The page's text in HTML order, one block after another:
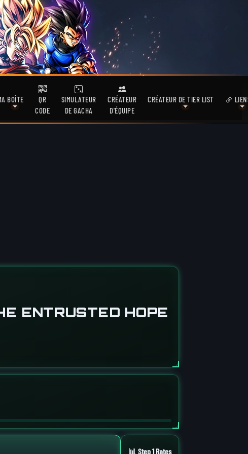
BOÎTE
QR
CODE
SIMULATEUR
DE GACHA
CRÉATEUR
D'ÉQUIPE
CRÉATEUR DE TIER LIST
ENTRUSTED HOPE
📊 Step 1 Rates